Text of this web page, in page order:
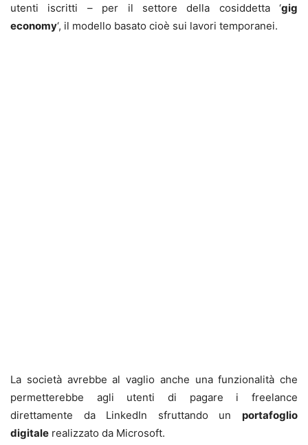
utenti iscritti – per il settore della cosiddetta ‘gig
economy‘, il modello basato cioè sui lavori temporanei.
La società avrebbe al vaglio anche una funzionalità che
permetterebbe agli utenti di pagare i freelance
direttamente da LinkedIn sfruttando un portafoglio
digitale realizzato da Microsoft.